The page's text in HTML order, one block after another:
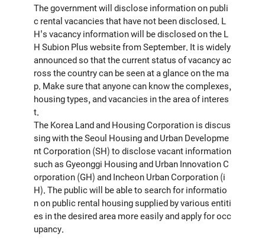
The government will disclose information on publi
c rental vacancies that have not been disclosed. L
H's vacancy information will be disclosed on the L
H Subion Plus website from September. It is widely
announced so that the current status of vacancy ac
ross the country can be seen at a glance on the ma
p. Make sure that anyone can know the complexes,
housing types, and vacancies in the area of interes
t.
The Korea Land and Housing Corporation is discus
sing with the Seoul Housing and Urban Developme
nt Corporation (SH) to disclose vacant information
such as Gyeonggi Housing and Urban Innovation C
orporation (GH) and Incheon Urban Corporation (i
H). The public will be able to search for informatio
n on public rental housing supplied by various entiti
es in the desired area more easily and apply for occ
upancy.